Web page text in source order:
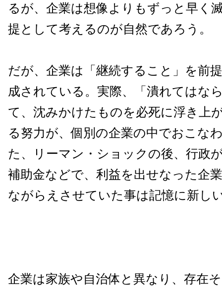
るが、企業は想像よりもずっと早く
提として考えるのが自然であろう。
だが、企業は「継続すること」を前
成されている。実際、「潰れてはな
て、沈みかけたものを必死に浮き上
る努力が、個別の企業の中でおこな
た、リーマン・ショックの後、行政
補助金などで、利益を出せなった企
ながらえさせていた事は記憶に新し
企業は家族や自治体と異なり、存在